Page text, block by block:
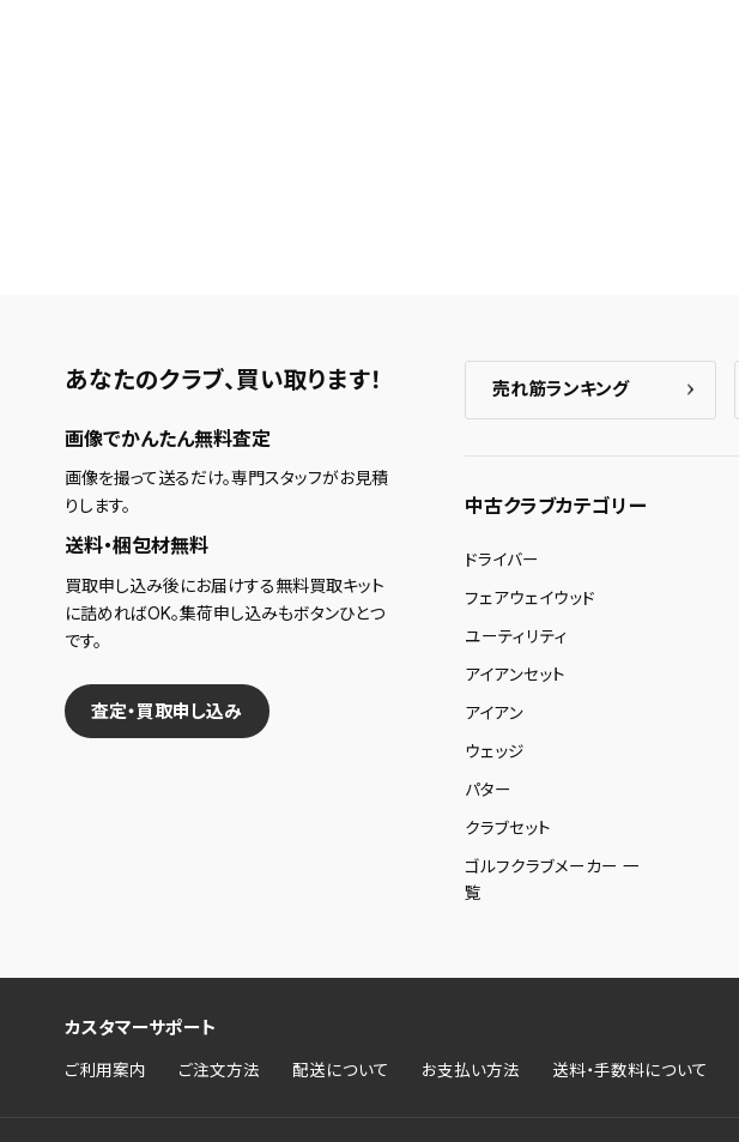
あなたのクラブ、 買い取ります！
画像でかんたん無料査定
画像を撮って送るだけ。専門スタッフがお見積
りします。
送料・梱包材無料
買取申し込み後にお届けする無料買取キット
に詰めればOK。集荷申し込みもボタンひとつ
です。
査定・買取申し込み
売れ筋ランキング
中古クラブカテゴリー
ドライバー
フェアウェイウッド
ユーティリティ
アイアンセット
アイアン
ウェッジ
パター
クラブセット
ゴルフクラブメーカー 一
覧
カスタマーサポート
ご利用案内 ご注文方法 配送について お支払い方法 送料・手数料について